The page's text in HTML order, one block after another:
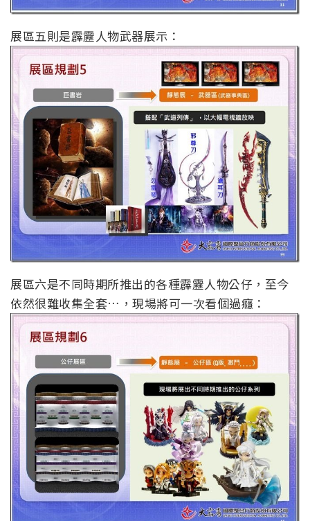
展區五則是霹靂人物武器展示：
展區六是不同時期所推出的各種霹靂人物公仔，至今
依然很難收集全套…，現場將可一次看個過癮：